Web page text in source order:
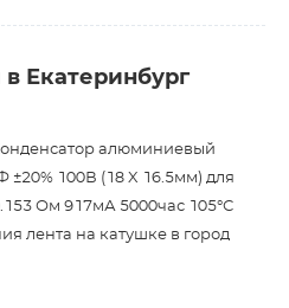
Екатеринбург
алюминиевый
±20% 100В (18 X 16.5мм) для
Ом 917мА 5000час 105°С
лента на катушке в город